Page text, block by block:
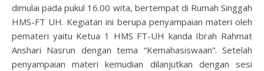
dimulai pada pukul 16.00 wita, bertempat di Rumah Singgah
HMS-FT UH. Kegiatan ini berupa penyampaian materi oleh
pemateri yaitu Ketua 1 HMS FT-UH kanda Ibrah Rahmat
Anshari Nasrun dengan tema “Kemahasiswaan”. Setelah
penyampaian materi kemudian dilanjutkan dengan sesi